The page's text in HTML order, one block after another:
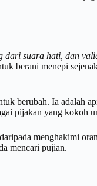
dari suara hati, dan
berani menepi
berubah. Ia adalah
pijakan yang kokoh
menghakimi
mencari pujian.